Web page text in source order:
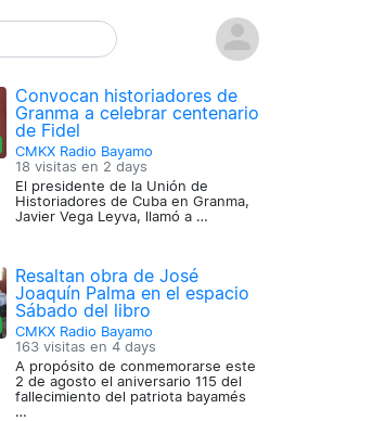
Convocan historiadores de
Granma a celebrar centenario
de Fidel
CMKX Radio Bayamo
18 visitas en 2 days
El presidente de la Unión de
Historiadores de Cuba en Granma,
Javier Vega Leyva, llamó a …
Resaltan obra de José
Joaquín Palma en el espacio
Sábado del libro
CMKX Radio Bayamo
163 visitas en 4 days
A propósito de conmemorarse este
2 de agosto el aniversario 115 del
fallecimiento del patriota bayamés
…